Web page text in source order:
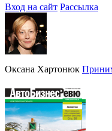
Вход на сайт Рассылка
Оксана Хартонюк